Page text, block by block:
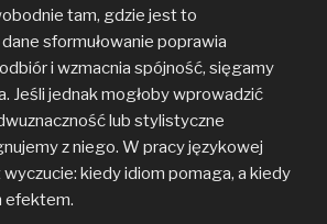
tam, gdzie jest to
sformułowanie poprawia
i wzmacnia spójność, sięgamy
Jeśli jednak mogłoby wprowadzić
lub stylistyczne
z niego. W pracy językowej
kiedy idiom pomaga, a kiedy
efektem.